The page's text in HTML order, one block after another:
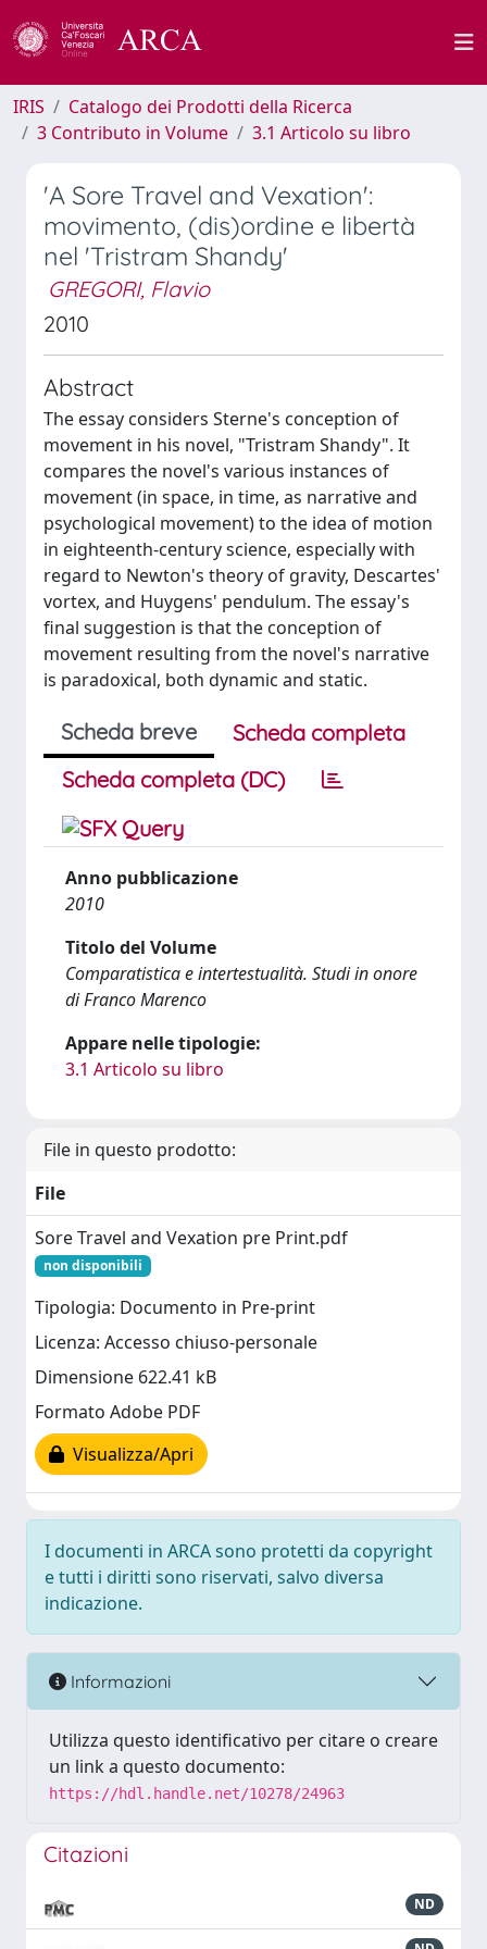
IRIS
Catalogo dei Prodotti della Ricerca
3 Contributo in Volume
3.1 Articolo su libro
'A Sore Travel and Vexation':
movimento, (dis)ordine e libertà
nel 'Tristram Shandy'
GREGORI, Flavio
2010
Abstract
The essay considers Sterne's conception of
movement in his novel, "Tristram Shandy". It
compares the novel's various instances of
movement (in space, in time, as narrative and
psychological movement) to the idea of motion
in eighteenth-century science, especially with
regard to Newton's theory of gravity, Descartes'
vortex, and Huygens' pendulum. The essay's
final suggestion is that the conception of
movement resulting from the novel's narrative
is paradoxical, both dynamic and static.
Scheda breve
Scheda completa
Scheda completa (DC)
Anno pubblicazione
2010
Titolo del Volume
Comparatistica e intertestualità. Studi in onore
di Franco Marenco
Appare nelle tipologie:
3.1 Articolo su libro
File in questo prodotto:
File
Sore Travel and Vexation pre Print.pdf
non disponibili
Tipologia: Documento in Pre-print
Licenza: Accesso chiuso-personale
Dimensione 622.41 kB
Formato Adobe PDF
Visualizza/Apri
I documenti in ARCA sono protetti da copyright
e tutti i diritti sono riservati, salvo diversa
indicazione.
Informazioni
Utilizza questo identificativo per citare o creare
un link a questo documento:
https://hdl.handle.net/10278/24963
Citazioni
ND